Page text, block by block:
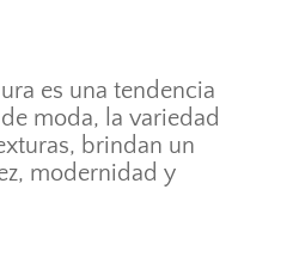
es una tendencia
moda, la variedad
brindan un
modernidad y